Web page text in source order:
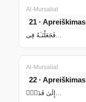
Al-Mursaliat
21 · Apreiškimas
فَجَعَلْنَـٰهُ فِى…
Al-Mursaliat
22 · Apreiškimas
إِلَىٰ قَدَرٍۢ…